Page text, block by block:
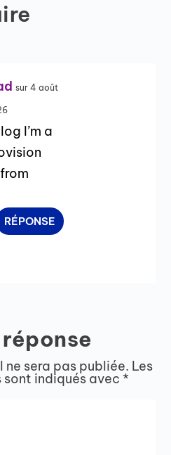
sur 4 août
I’m a
RÉPONSE
sera pas publiée. Les
indiqués avec *